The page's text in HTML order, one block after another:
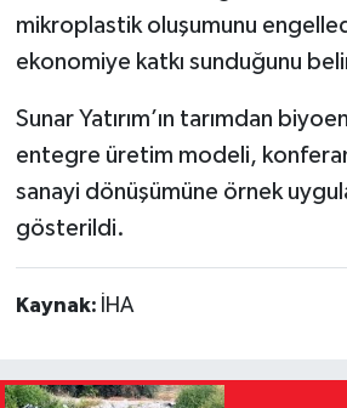
mikroplastik oluşumunu
ekonomiye katkı sunduğunu
Sunar Yatırım’ın tarımdan
entegre üretim modeli,
sanayi dönüşümüne örnek
gösterildi.
Kaynak: İHA